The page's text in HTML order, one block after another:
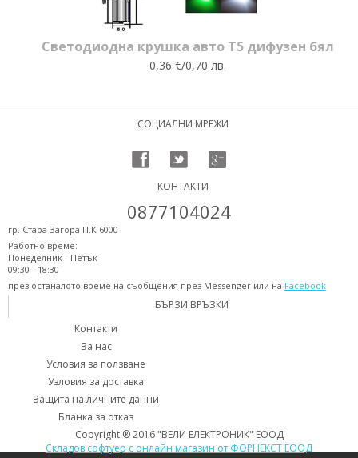
Светодиодна крушка авто T5 дифузен бял
0,36 €/0,70 лв.
СОЦИАЛНИ МРЕЖИ
КОНТАКТИ
0877104024
гр. Стара Загора П.К 6000
Работно време:
Понеделник - Петък
09:30 - 18:30
през останалото време на съобщения през Messenger или на Facebook
БЪРЗИ ВРЪЗКИ
Контакти
За нас
Условия за ползване
Узловия за доставка
Защита на личните данни
Бланка за отказ
Copyright ® 2016 "ВЕЛИ ЕЛЕКТРОНИК" ЕООД
Складов софтуер с онлайн магазин от ФОРНЕКСТ ЕООД